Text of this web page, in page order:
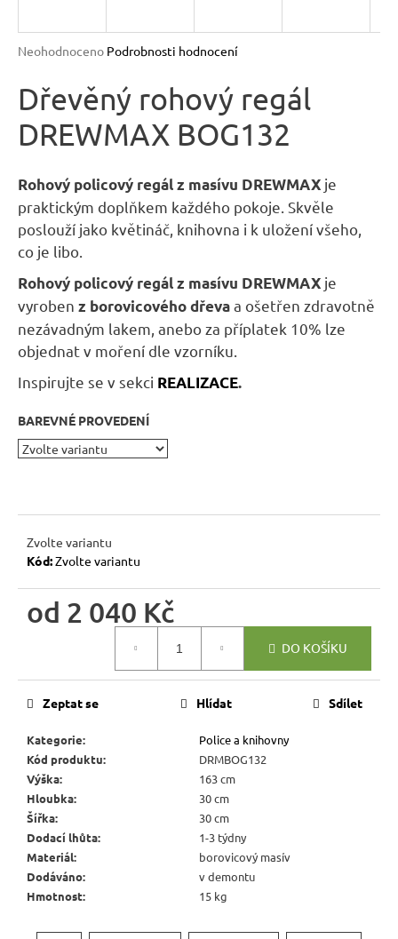
Průměrné
produktu
je
0,0
z
hvězdiček.
Neohodnoceno Podrobnosti hodnocení
Dřevěný rohový regál
DREWMAX BOG132
Rohový policový regál z masívu DREWMAX je
praktickým doplňkem každého pokoje. Skvěle
poslouží jako květináč, knihovna i k uložení všeho,
co je libo.
Rohový policový regál z masívu DREWMAX je
vyroben z borovicového dřevaa ošetřen zdravotně
nezávadným lakem, anebo za příplatek 10% lze
objednat v moření dle vzorníku.
Inspirujte se v sekci REALIZACE.
BAREVNÉ PROVEDENÍ
Zvolte variantu
Kód:Zvolte variantu
od 2 040 Kč
DO KOŠÍKU
Kategorie:
Police a knihovny
Kód produktu:
DRMBOG132
Výška:
163 cm
Hloubka:
30 cm
Šířka:
30 cm
Dodací lhůta:
1-3 týdny
Materiál:
borovicový masív
Dodáváno:
v demontu
Hmotnost: 15 kg
Zeptat se Hlídat Sdílet
a
í
t
?
HLEDAT
D
o
p
o
u
č
e
m
e
BUKOVÁ
STOLIČKA
TAB08
ŠTOKRLE
Kč